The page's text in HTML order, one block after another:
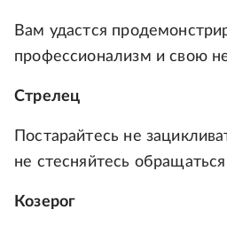
Вам удастся
профессионализм и свою
Стрелец
Постарайтесь не
не стесняйтесь
Козерог